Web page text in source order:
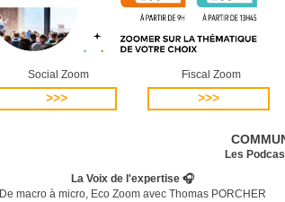
Social Zoom
>>>
Fiscal Zoom
>>>
Les
La Voix de l'expertise 🎧
De macro à micro, Eco Zoom avec Thomas PORCHER